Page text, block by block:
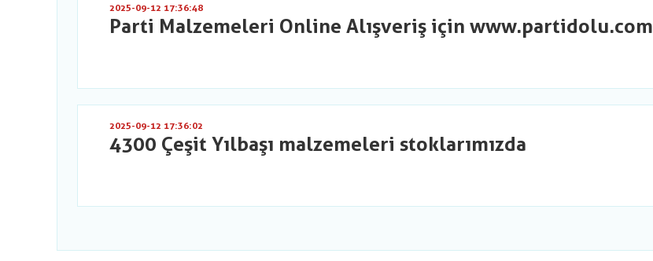
2025-09-12 17:36:48
Parti Malzemeleri Online Alışveriş için www.partidolu.com
2025-09-12 17:36:02
4300 Çeşit Yılbaşı malzemeleri stoklarımızda